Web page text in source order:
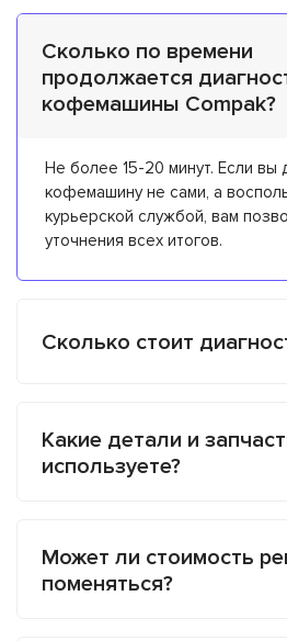
Сколько по времени
продолжается
кофемашины Compak?
Не более 15-20 минут. Если вы
кофемашину не сами, а
курьерской службой, вам
уточнения всех итогов.
Сколько стоит
Какие детали и
используете?
Может ли стоимость
поменяться?